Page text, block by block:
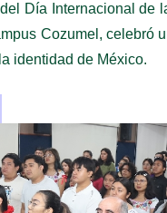
Día Internacional de
Cozumel, celebró
identidad de México.